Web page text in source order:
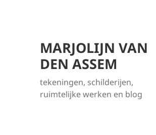
MARJOLIJN VAN
DEN ASSEM
tekeningen, schilderijen,
ruimtelijke werken en blog